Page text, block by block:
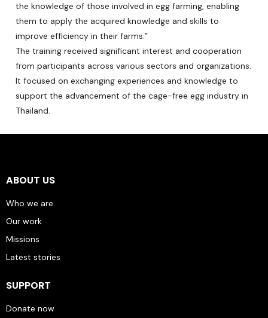
the knowledge of those involved in egg farming, enabling
them to apply the acquired knowledge and skills to
improve efficiency in their farms.”
The training received significant interest and cooperation
from participants across various sectors and organizations.
It focused on exchanging experiences and knowledge to
support the advancement of the cage-free egg industry in
Thailand.
ABOUT US
Who we are
Our work
Missions
Latest stories
SUPPORT
Donate now